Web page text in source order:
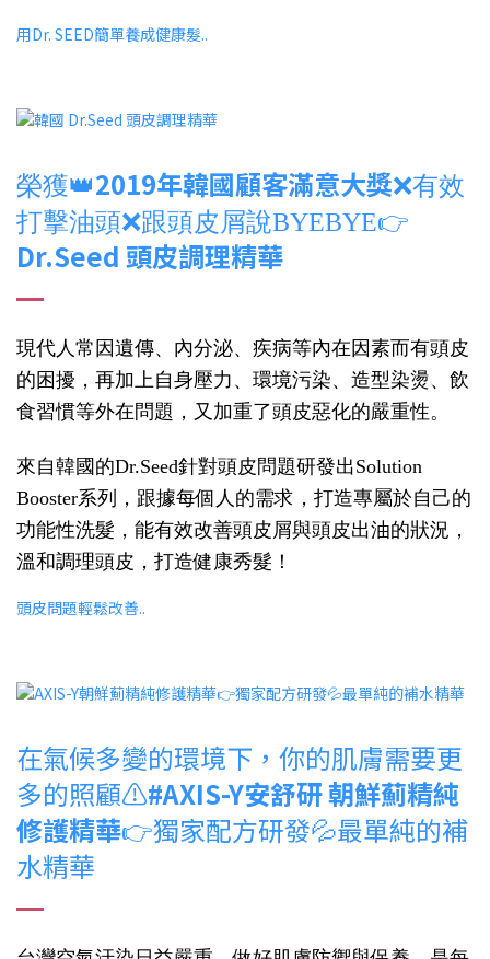
用Dr. SEED簡單養成健康髮..
榮獲👑2019年韓國顧客滿意大獎❌有效
打擊油頭❌跟頭皮屑說BYEBYE👉
Dr.Seed 頭皮調理精華
現代人常因遺傳、內分泌、疾病等內在因素而有頭皮
的困擾，再加上自身壓力、環境污染、造型染燙、飲
食習慣等外在問題，又加重了頭皮惡化的嚴重性。
來自韓國的Dr.Seed針對頭皮問題研發出Solution
Booster系列，跟據每個人的需求，打造專屬於自己的
功能性洗髮，能有效改善頭皮屑與頭皮出油的狀況，
溫和調理頭皮，打造健康秀髮！
頭皮問題輕鬆改善..
在氣候多變的環境下，你的肌膚需要更
多的照顧⚠️#AXIS-Y安舒研 朝鮮薊精純
修護精華👉獨家配方研發💦最單純的補
水精華